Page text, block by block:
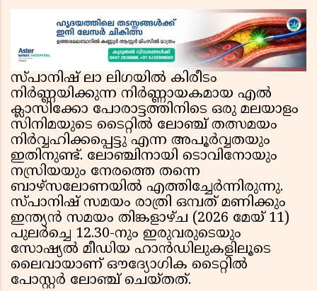
സ്പാനിഷ് ലാ ലിഗയിൽ കിരീടം
നിർണ്ണയിക്കുന്ന നിർണ്ണായകമായ എൽ
ക്ലാസിക്കോ പോരാട്ടത്തിനിടെ ഒരു മലയാളം
സിനിമയുടെ ടൈറ്റിൽ ലോഞ്ച് തത്സമയം
നിർവ്വഹിക്കപ്പെട്ടു എന്ന അപൂർവ്വതയും
ഇതിനുണ്ട്. ലോഞ്ചിനായി ടൊവിനോയും
നസ്രിയയും നേരത്തെ തന്നെ
ബാഴ്സലോണയിൽ എത്തിച്ചേർന്നിരുന്നു.
സ്പാനിഷ് സമയം രാത്രി ഒമ്പത് മണിക്കും
ഇന്ത്യൻ സമയം തിങ്കളാഴ്ച (2026 മേയ് 11)
പുലർച്ചെ 12.30-നും ഇരുവരുടെയും
സോഷ്യൽ മീഡിയ ഹാൻഡിലുകളിലൂടെ
ലൈവായാണ് ഔദ്യോഗിക ടൈറ്റിൽ
പോസ്റ്റർ ലോഞ്ച് ചെയ്തത്.